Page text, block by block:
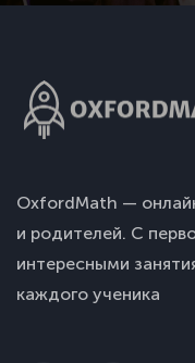
OxfordMath —
и родителей. С
интересными
каждого ученика